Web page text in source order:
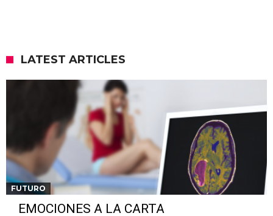
LATEST ARTICLES
FUTURO
EMOCIONES A LA CARTA